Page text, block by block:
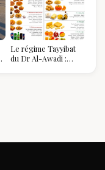
Le régime Tayyibat
du Dr Al-Awadi :